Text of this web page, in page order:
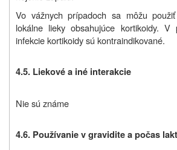
Vo vážnych prípadoch sa môžu
lokálne lieky obsahujúce kortikoidy. V
infekcie kortikoidy sú kontraindikované.
4.5. Liekové a iné interakcie
Nie sú známe
4.6. Používanie v gravidite a počas